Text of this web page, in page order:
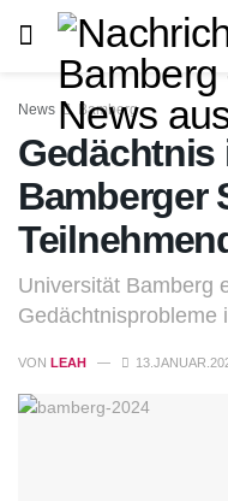
News Bamberg
Gedächtnis
Bamberger
Universität Bamberg
Gedächtnisprobleme
VON LEAH